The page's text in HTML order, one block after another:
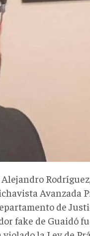
Avanzada
de
fake de Guaidó